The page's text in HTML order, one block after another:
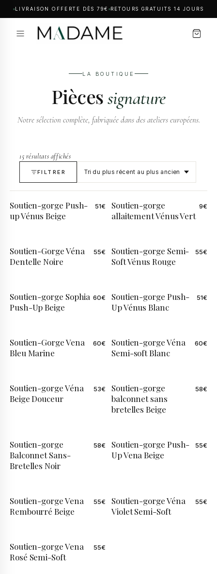
LIVRAISON OFFERTE DÈS 79€ RETOURS GRATUITS 14 JOURS
LA BOUTIQUE
Piècessignature
Notre sélection complète, fabriquée dans des ateliers européens.
15 résultats affichés
FILTRER
Soutien-gorge Push-
up Vénus Beige
51€
Soutien-gorge
allaitement Vénus Vert
9€
Soutien-Gorge Véna
Dentelle Noire
55€
Soutien-gorge Semi-
Soft Vénus Rouge
55€
Soutien-gorge Sophia
Push-Up Beige
60€
Soutien-gorge Push-
Up Vénus Blanc
51€
Soutien-Gorge Vena
Bleu Marine
60€
Soutien-gorge Véna
Semi-soft Blanc
60€
Soutien-gorge Véna
Beige Douceur
53€
Soutien-gorge
balconnet sans
bretelles Beige
58€
Soutien-gorge
Balconnet Sans-
Bretelles Noir
58€
Soutien-gorge Push-
Up Vena Beige
55€
Soutien-gorge Vena
Rembourré Beige
55€
Soutien-gorge Véna
Violet Semi-Soft
55€
Soutien-gorge Vena
Rosé Semi-Soft
55€